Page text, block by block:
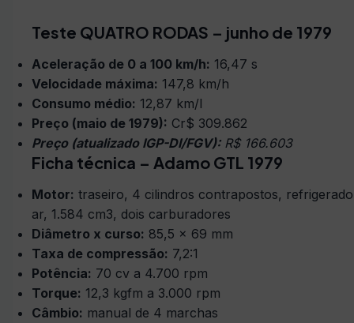
Teste QUATRO RODAS – junho de 1979
Aceleração de 0 a 100 km/h: 16,47 s
Velocidade máxima: 147,8 km/h
Consumo médio: 12,87 km/l
Preço (maio de 1979): Cr$ 309.862
Preço (atualizado IGP-DI/FGV):R$ 166.603
Ficha técnica – Adamo GTL 1979
Motor: traseiro, 4 cilindros contrapostos,
ar, 1.584 cm3, dois carburadores
Diâmetro x curso: 85,5 x 69 mm
Taxa de compressão: 7,2:1
Potência: 70 cv a 4.700 rpm
Torque: 12,3 kgfm a 3.000 rpm
Câmbio: manual de 4 marchas